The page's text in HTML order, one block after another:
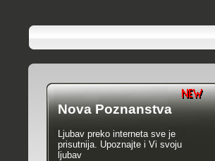
Nova Poznanstva
Ljubav preko interneta sve je
prisutnija. Upoznajte i Vi svoju
ljubav